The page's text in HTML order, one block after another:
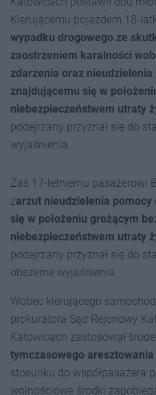
Kierującemu pojazdem 18-
wypadku drogowego ze
zaostrzeniem karalności
zdarzenia oraz nieudzielenia
znajdującemu się w
niebezpieczeństwem utraty
podejrzany przyznał się do
wyjaśnienia.
Zaś 17-letniemu pasażerowi
zarzut nieudzielenia pomocy
się w położeniu grożącym
niebezpieczeństwem utraty
podejrzany przyznał się do
obszerne wyjaśnienia.
Wobec kierującego
prokuratora Sąd Rejonowy
Katowicach zastosował
tymczasowego
stosunku do współpasażera
wolnościowe środki